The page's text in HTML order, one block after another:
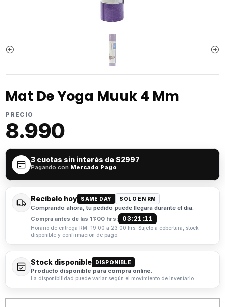
Mat De Yoga Muuk 4 Mm
PRECIO
8.990
3 cuotas sin interés de$2997
Pagando con Mercado Pago
Recíbelo hoy SAME DAY SOLO EN RM
Comprando ahora, tu pedido puede llegará durante el día.
Compra antes de las 11:00 hrs:
03:21:11
Horario de entrega RM: 19:00 a 23:00 hrs. Sujeto a cobertura, stock
disponible y confirmación de pago.
Stock disponible DISPONIBLE
Producto disponible para compra online.
La disponibilidad puede variar según el movimiento de inventario.